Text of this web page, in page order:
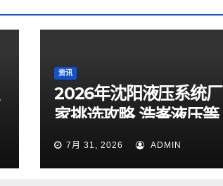
资讯
2026年沈阳液压系统厂
家挑选攻略 浩峯液压等
企业实测梳理
7月 31, 2026 ADMIN